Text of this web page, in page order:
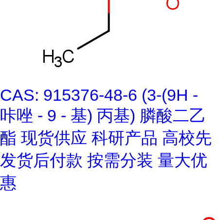
CAS: 915376-48-6 (3-(9H -
咔唑 - 9 - 基) 丙基) 膦酸二乙
酯 现货供应 科研产品 高校先
发货后付款 按需分装 量大优
惠